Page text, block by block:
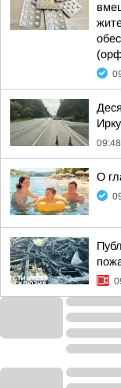
09:48
О